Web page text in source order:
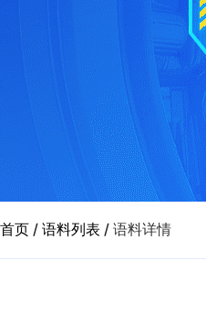
首页 / 语料列表 / 语料详情